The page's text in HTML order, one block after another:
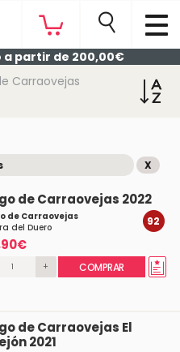
partir de 200,00€
Carraovejas
X
de Carraovejas 2022
de Carraovejas
del Duero
92
+ COMPRAR
de Carraovejas El
2021